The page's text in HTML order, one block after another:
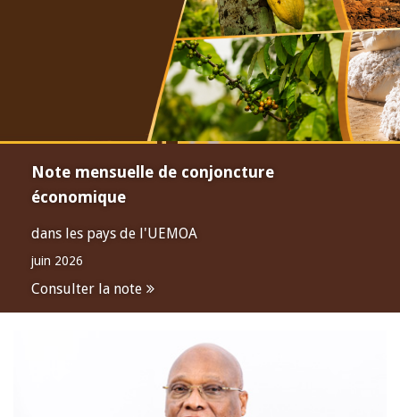
Note mensuelle de conjoncture
économique
dans les pays de l'UEMOA
juin 2026
Consulter la note